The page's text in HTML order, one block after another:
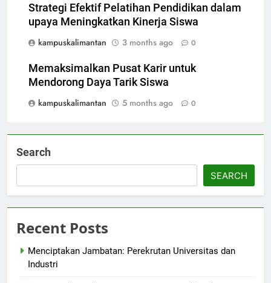
Strategi Efektif Pelatihan Pendidikan dalam
upaya Meningkatkan Kinerja Siswa
kampuskalimantan
3 months ago 0
Memaksimalkan Pusat Karir untuk
Mendorong Daya Tarik Siswa
kampuskalimantan
5 months ago 0
Search
SEARCH
Recent Posts
Menciptakan Jambatan: Perekrutan Universitas dan
Industri